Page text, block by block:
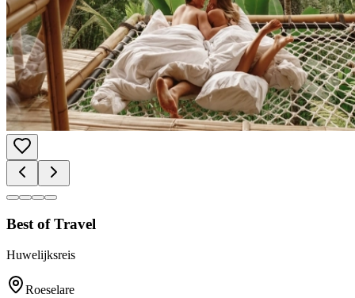
Best of Travel
Huwelijksreis
Roeselare